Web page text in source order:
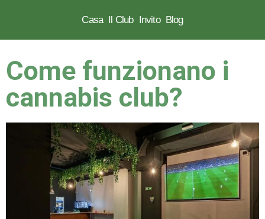
contenuto
Casa Il Club Invito Blog
Come funzionano i
cannabis club?